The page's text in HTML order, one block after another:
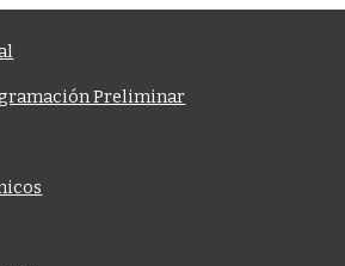
Preliminar